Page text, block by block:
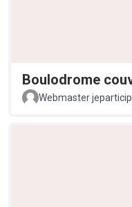
Boulodrome
Webmaster